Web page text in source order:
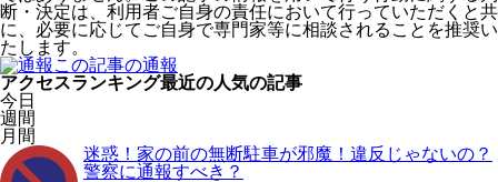
断・決定は、利用者ご自身の責任において行っていただくと共
に、必要に応じてご自身で専門家等に相談されることを推奨い
たします。
この記事の通報
アクセスランキング最近の人気の記事
今日
週間
月間
迷惑！家の前の無断駐車が邪魔！違反じゃないの？
警察に通報すべき？